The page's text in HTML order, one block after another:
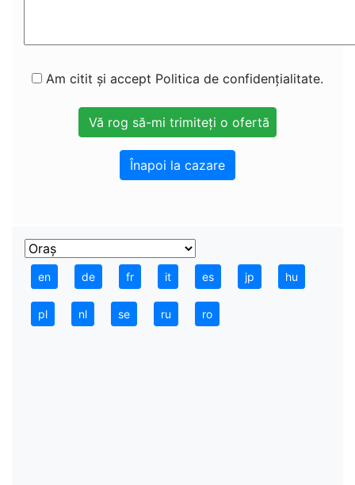
Am citit și accept Politica de confidențialitate.
Înapoi la cazare
en de fr it es jp hu
pl nl se ru ro